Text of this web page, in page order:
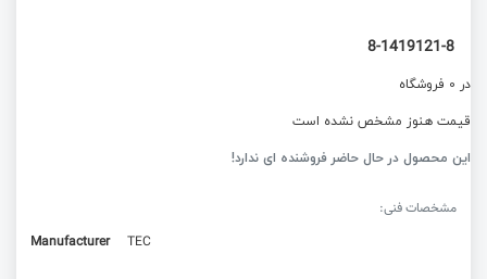
8-1419121-8
در 0 فروشگاه
قیمت هنوز مشخص نشده است
این محصول در حال حاضر فروشنده ای ندارد!
مشخصات فنی:
Manufacturer
TEC